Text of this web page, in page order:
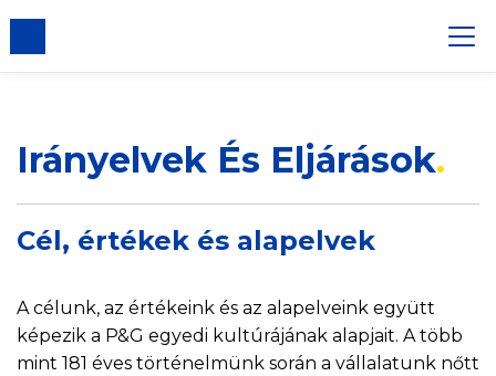
Irányelvek És Eljárások
Cél, értékek és alapelvek
A célunk, az értékeink és az alapelveink együtt
képezik a P&G egyedi kultúrájának alapjait. A több
mint 181 éves történelmünk során a vállalatunk nőtt